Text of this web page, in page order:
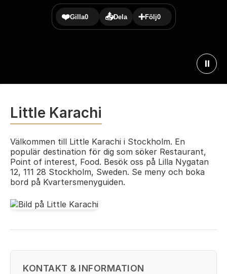
❤️Gilla0 📤Dela ➕Följ0
⏸
Little Karachi
Välkommen till Little Karachi i Stockholm. En
populär destination för dig som söker Restaurant,
Point of interest, Food. Besök oss på Lilla Nygatan
12, 111 28 Stockholm, Sweden. Se meny och boka
bord på Kvartersmenyguiden.
KONTAKT & INFORMATION